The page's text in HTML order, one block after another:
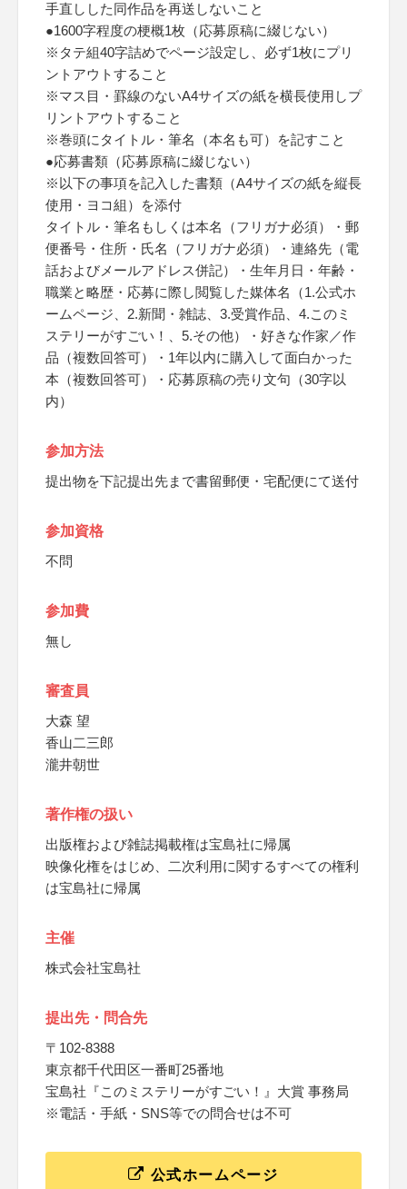
手直しした同作品を再送しないこと
●1600字程度の梗概1枚（応募原稿に綴じない）
※タテ組40字詰めでページ設定し、必ず1枚にプリ
ントアウトすること
※マス目・罫線のないA4サイズの紙を横長使用しプ
リントアウトすること
※巻頭にタイトル・筆名（本名も可）を記すこと
●応募書類（応募原稿に綴じない）
※以下の事項を記入した書類（A4サイズの紙を縦長
使用・ヨコ組）を添付
タイトル・筆名もしくは本名（フリガナ必須）・郵
便番号・住所・氏名（フリガナ必須）・連絡先（電
話およびメールアドレス併記）・生年月日・年齢・
職業と略歴・応募に際し閲覧した媒体名（1.公式ホ
ームページ、2.新聞・雑誌、3.受賞作品、4.このミ
ステリーがすごい！、5.その他）・好きな作家／作
品（複数回答可）・1年以内に購入して面白かった
本（複数回答可）・応募原稿の売り文句（30字以
内）
参加方法
提出物を下記提出先まで書留郵便・宅配便にて送付
参加資格
不問
参加費
無し
審査員
大森 望
香山二三郎
瀧井朝世
著作権の扱い
出版権および雑誌掲載権は宝島社に帰属
映像化権をはじめ、二次利用に関するすべての権利
は宝島社に帰属
主催
株式会社宝島社
提出先・問合先
〒102-8388
東京都千代田区一番町25番地
宝島社『このミステリーがすごい！』大賞 事務局
※電話・手紙・SNS等での問合せは不可
公式ホームページ